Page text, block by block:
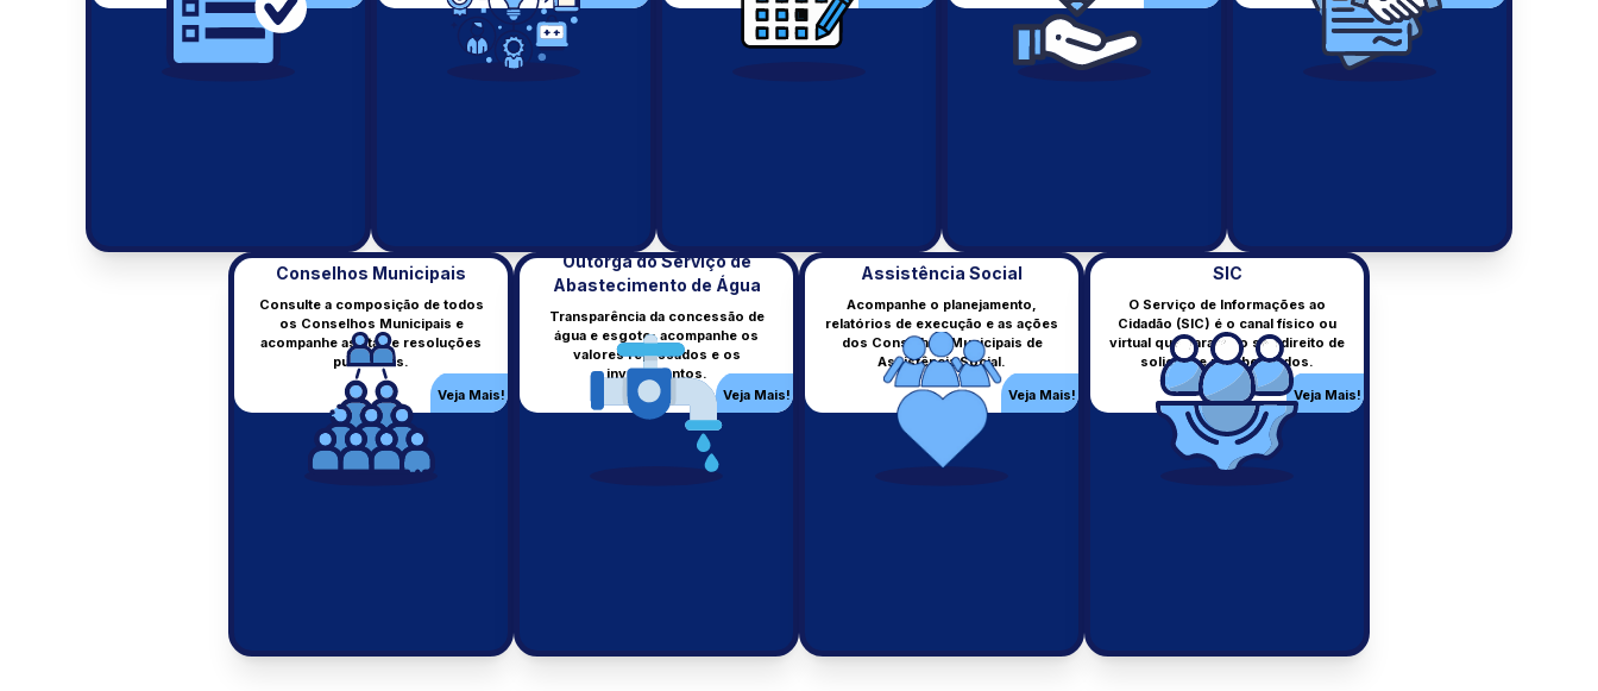
Conselhos Municipais
Consulte a composição de todos
os Conselhos Municipais e
acompanhe as atas e resoluções
publicadas.
Veja Mais!
Outorga do Serviço de
Abastecimento de Água
Transparência da concessão de
água e esgoto: acompanhe os
valores repassados e os
investimentos.
Veja Mais!
Assistência Social
Acompanhe o planejamento,
relatórios de execução e as ações
dos Conselhos Municipais de
Assistência Social.
Veja Mais!
SIC
O Serviço de Informações ao
Cidadão (SIC) é o canal físico ou
virtual que garante o seu direito de
solicitar e receber dados.
Veja Mais!
Veja Mais! Veja Mais! Veja Mais! Veja Mais!
Transp. Federal
Portal da transparência federal.
Fila de Pagamento
Ordem de pagamentos realizados.
Controle Interno
Atuação do controle interno.
Editais
Editais publicados pelo município.